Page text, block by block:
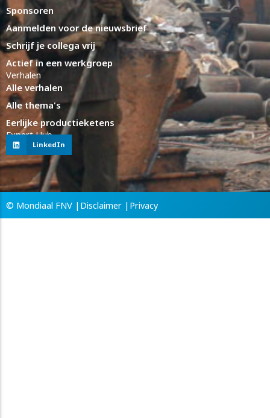
Sponsoren
Aanmelden voor de nieuwsbrief
Schrijf je collega vrij
Actief in een werkgroep
Verhalen
Alle verhalen
Alle thema's
Eerlijke productieketens
Expert Hub
LinkedIn
© Mondiaal FNV | Disclaimer | Privacy